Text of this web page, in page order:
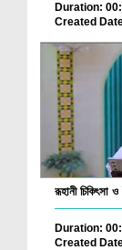
Duration:
Created
রূহানী চিকিৎসা
Duration:
Created